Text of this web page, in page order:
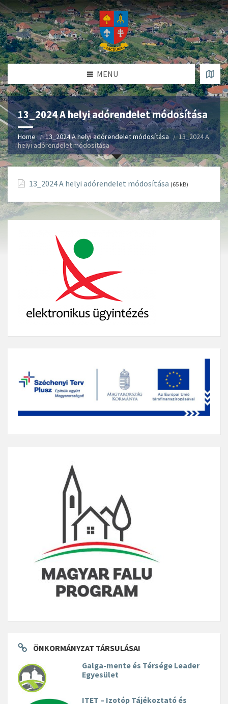
MENU
13_2024 A helyi adórendelet módosítása
Home 13_2024 A helyi adórendelet módosítása
13_2024 A
helyi adórendelet módosítása
13_2024 A helyi adórendelet módosítása (65 kB)
ÖNKORMÁNYZAT TÁRSULÁSAI
Galga-mente és Térsége Leader
Egyesület
ITET – Izotóp Tájékoztató és